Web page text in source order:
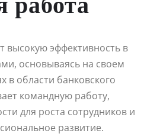
высокую эффективность в
основываясь на своем
в области банковского
командную работу,
для роста сотрудников и
развитие.